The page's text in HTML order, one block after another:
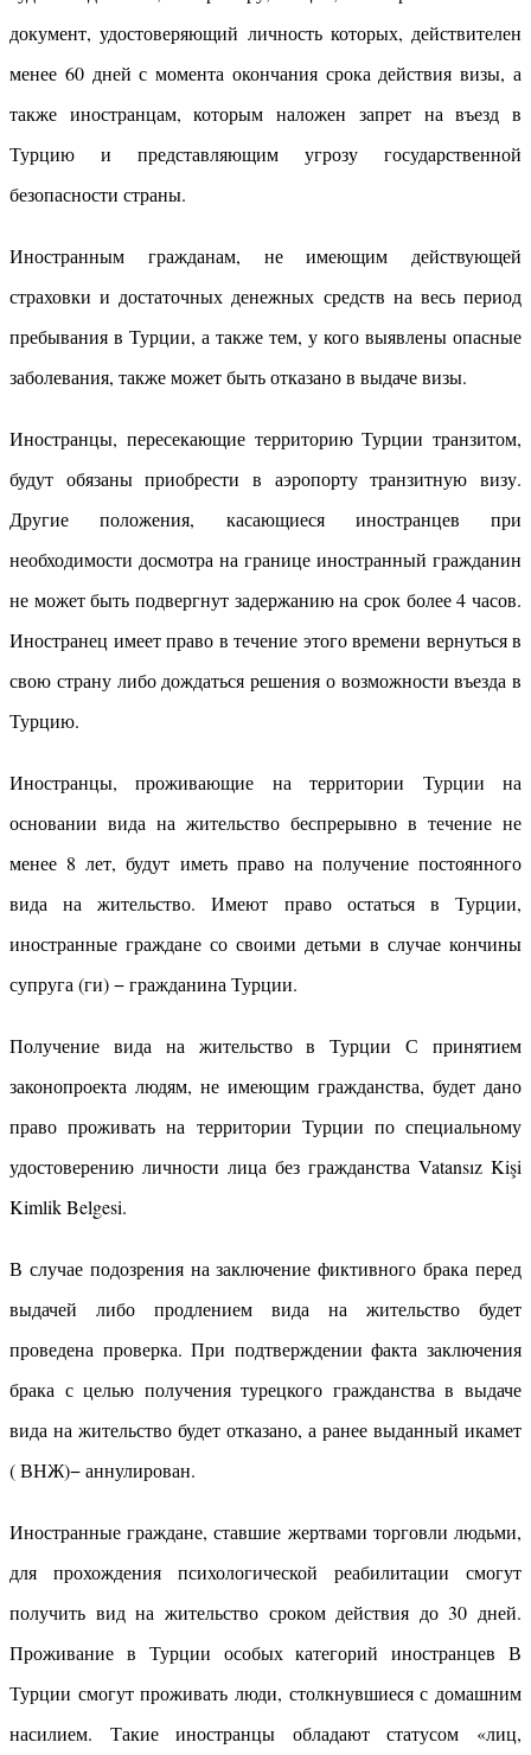
документ, удостоверяющий личность которых, действителен
менее 60 дней с момента окончания срока действия визы, а
также иностранцам, которым наложен запрет на въезд в
Турцию и представляющим угрозу государственной
безопасности страны.
Иностранным гражданам, не имеющим действующей
страховки и достаточных денежных средств на весь период
пребывания в Турции, а также тем, у кого выявлены опасные
заболевания, также может быть отказано в выдаче визы.
Иностранцы, пересекающие территорию Турции транзитом,
будут обязаны приобрести в аэропорту транзитную визу.
Другие положения, касающиеся иностранцев при
необходимости досмотра на границе иностранный гражданин
не может быть подвергнут задержанию на срок более 4 часов.
Иностранец имеет право в течение этого времени вернуться в
свою страну либо дождаться решения о возможности въезда в
Турцию.
Иностранцы, проживающие на территории Турции на
основании вида на жительство беспрерывно в течение не
менее 8 лет, будут иметь право на получение постоянного
вида на жительство. Имеют право остаться в Турции,
иностранные граждане со своими детьми в случае кончины
супруга (ги) − гражданина Турции.
Получение вида на жительство в Турции С принятием
законопроекта людям, не имеющим гражданства, будет дано
право проживать на территории Турции по специальному
удостоверению личности лица без гражданства Vatansız Kişi
Kimlik Belgesi.
В случае подозрения на заключение фиктивного брака перед
выдачей либо продлением вида на жительство будет
проведена проверка. При подтверждении факта заключения
брака с целью получения турецкого гражданства в выдаче
вида на жительство будет отказано, а ранее выданный икамет
( ВНЖ)− аннулирован.
Иностранные граждане, ставшие жертвами торговли людьми,
для прохождения психологической реабилитации смогут
получить вид на жительство сроком действия до 30 дней.
Проживание в Турции особых категорий иностранцев В
Турции смогут проживать люди, столкнувшиеся с домашним
насилием. Такие иностранцы обладают статусом «лиц,